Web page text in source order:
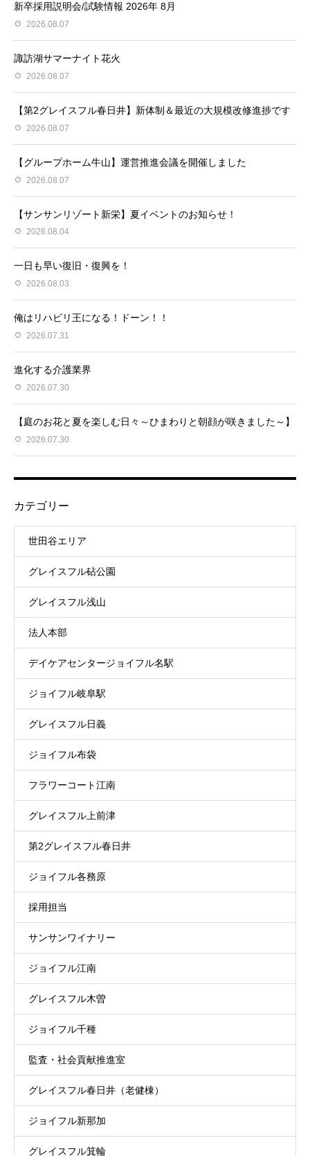
新卒採用説明会/試験情報 2026年 8月
2026.08.07
諏訪湖サマーナイト花火
2026.08.07
【第2グレイスフル春日井】新体制＆最近の大規模改修進捗です
2026.08.07
【グループホーム牛山】運営推進会議を開催しました
2026.08.07
【サンサンリゾート新栄】夏イベントのお知らせ！
2026.08.04
一日も早い復旧・復興を！
2026.08.03
俺はリハビリ王になる！ドーン！！
2026.07.31
進化する介護業界
2026.07.30
【庭のお花と夏を楽しむ日々～ひまわりと朝顔が咲きました～】
2026.07.30
カテゴリー
世田谷エリア
グレイスフル砧公園
グレイスフル浅山
法人本部
デイケアセンタージョイフル名駅
ジョイフル岐阜駅
グレイスフル日義
ジョイフル布袋
フラワーコート江南
グレイスフル上前津
第2グレイスフル春日井
ジョイフル各務原
採用担当
サンサンワイナリー
ジョイフル江南
グレイスフル木曽
ジョイフル千種
監査・社会貢献推進室
グレイスフル春日井（老健棟）
ジョイフル新那加
グレイスフル箕輪